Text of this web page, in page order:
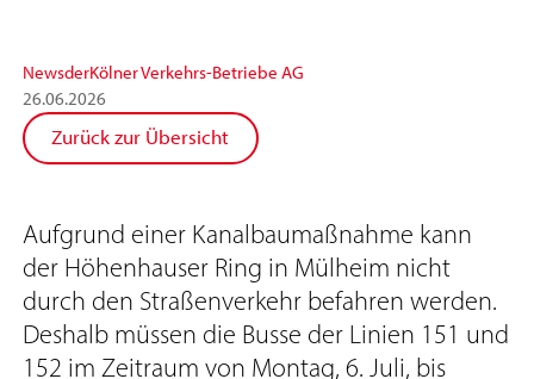
NewsderKölner Verkehrs-Betriebe AG
26.06.2026
Zurück zur Übersicht
Aufgrund einer Kanalbaumaßnahme kann
der Höhenhauser Ring in Mülheim nicht
durch den Straßenverkehr befahren werden.
Deshalb müssen die Busse der Linien 151 und
152 im Zeitraum von Montag, 6. Juli, bis